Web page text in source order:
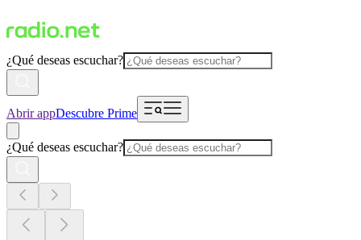
¿Qué deseas escuchar?
Abrir appDescubre Prime
¿Qué deseas escuchar?